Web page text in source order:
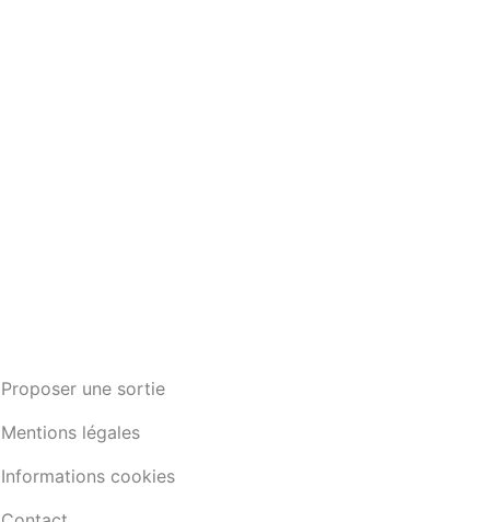
Proposer une sortie
Mentions légales
Informations cookies